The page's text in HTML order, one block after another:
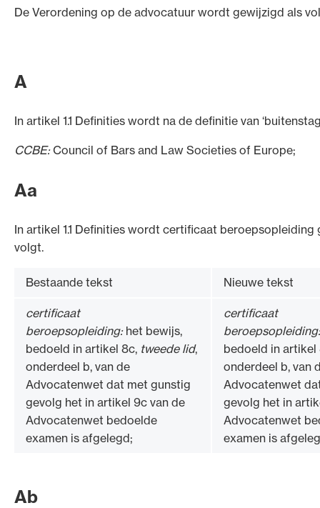
De Verordening op de advocatuur wordt gewijzigd als
A
In artikel 1.1 Definities wordt na de definitie van
CCBE:Council of Bars and Law Societies of Europe;
Aa
In artikel 1.1 Definities wordt certificaat beroepsopleiding
volgt.
Bestaande tekst Nieuwe tekst
certificaat
beroepsopleiding:het bewijs,
bedoeld in artikel 8c, tweede lid,
onderdeel b, van de
Advocatenwet dat met gunstig
gevolg het in artikel 9c van de
Advocatenwet bedoelde
examen is afgelegd;
certificaat
beroepsopleiding:
bedoeld in
onderdeel b, van
Advocatenwet
gevolg het in
Advocatenwet
examen is
Ab